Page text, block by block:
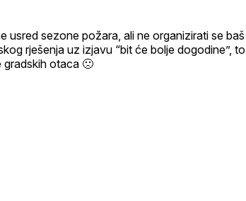
usred sezone požara, ali ne organizirati se
rješenja uz izjavu “bit će bolje dogodine”,
gradskih otaca 🙁